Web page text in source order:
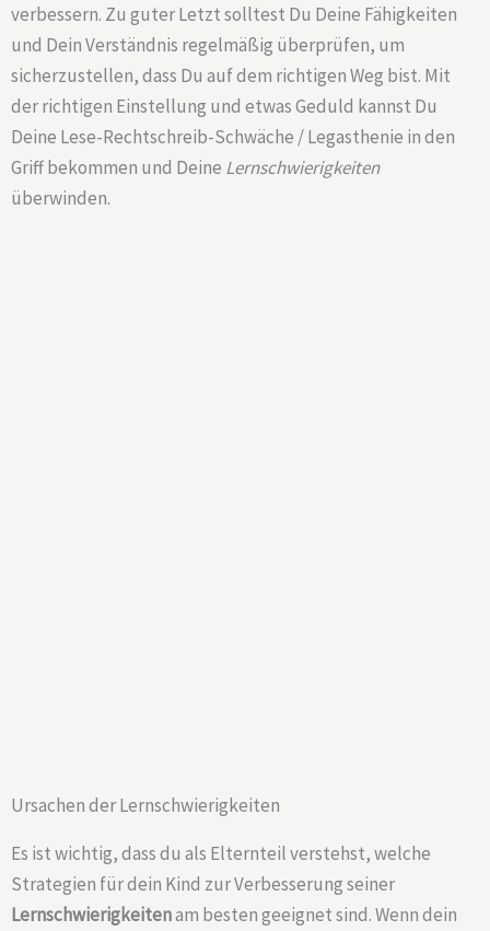
verbessern. Zu guter Letzt solltest Du Deine Fähigkeiten
und Dein Verständnis regelmäßig überprüfen, um
sicherzustellen, dass Du auf dem richtigen Weg bist. Mit
der richtigen Einstellung und etwas Geduld kannst Du
Deine Lese-Rechtschreib-Schwäche / Legasthenie in den
Griff bekommen und Deine Lernschwierigkeiten
überwinden.
Ursachen der Lernschwierigkeiten
Es ist wichtig, dass du als Elternteil verstehst, welche
Strategien für dein Kind zur Verbesserung seiner
Lernschwierigkeitenam besten geeignet sind. Wenn dein